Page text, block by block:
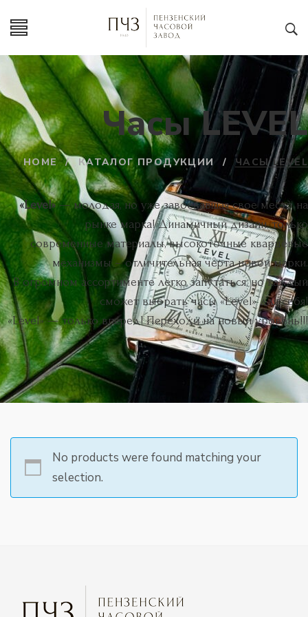
Часы LEVEL
HOME / КАТАЛОГ ПРОДУКЦИИ / ЧАСЫ LEVEL
«Level»— молодая, но уже завоевавшая свое место на
рынке марка! Динамичный дизайн, только
современные материалы, высокоточные кварцевые
механизмы – отличительная черта новой марки.
В огромном ассортименте легко запутаться, но каждый
сможет выбрать часы «Level» для себя!
«Level» — только вперед! Переходи на новый уровень!!!
No products were found matching your
selection.